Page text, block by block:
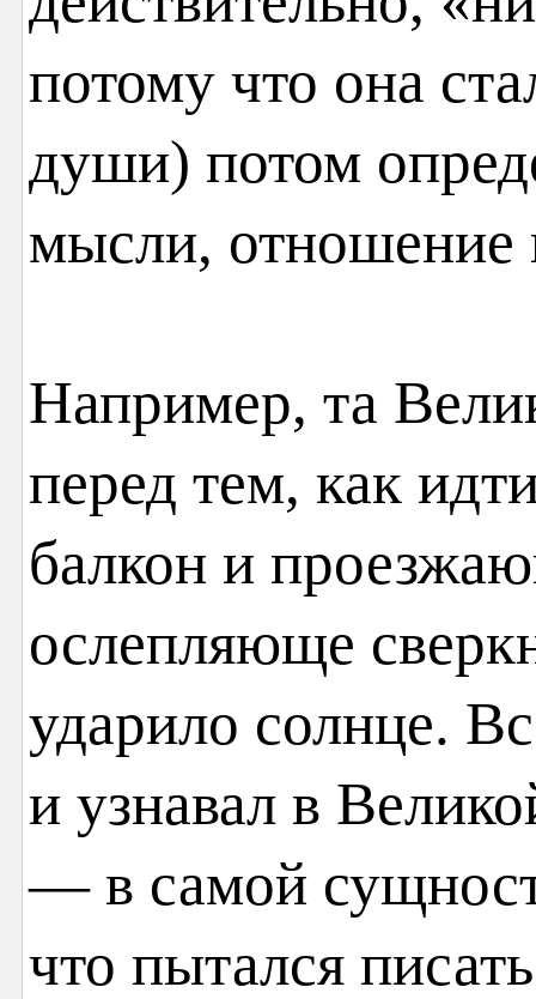
потому что она
души) потом
мысли, отношение
Например, та
перед тем, как
балкон и
ослепляюще
ударило солнце.
и узнавал в
— в самой
что пытался